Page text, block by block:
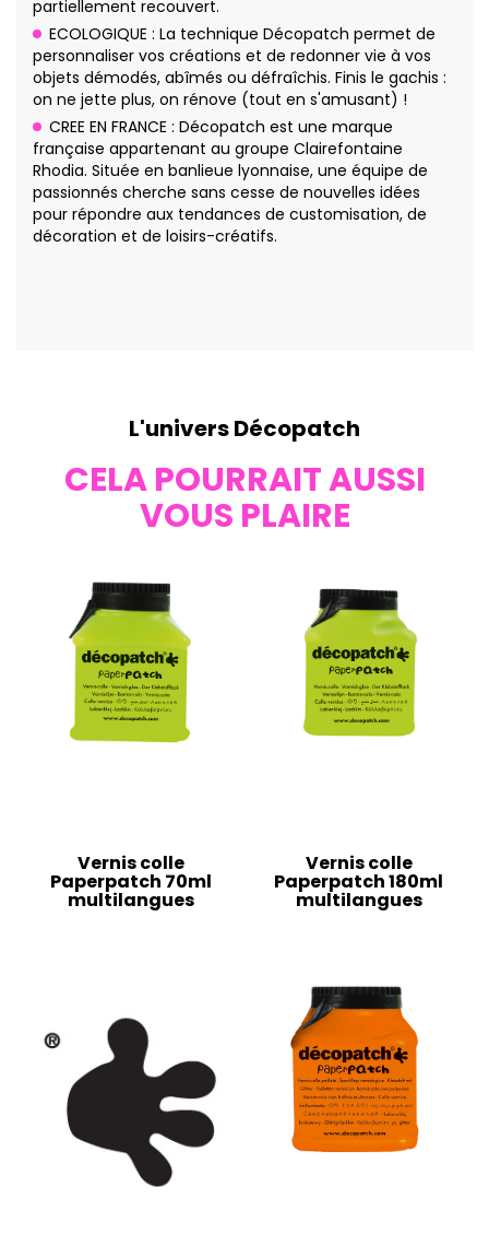
partiellement recouvert.
ECOLOGIQUE : La technique Décopatch permet de
personnaliser vos créations et de redonner vie à vos
objets démodés, abîmés ou défraîchis. Finis le gachis :
on ne jette plus, on rénove (tout en s'amusant) !
CREE EN FRANCE : Décopatch est une marque
française appartenant au groupe Clairefontaine
Rhodia. Située en banlieue lyonnaise, une équipe de
passionnés cherche sans cesse de nouvelles idées
pour répondre aux tendances de customisation, de
décoration et de loisirs-créatifs.
L'univers Décopatch
CELA POURRAIT AUSSI
VOUS PLAIRE
Vernis colle
Paperpatch 70ml
multilangues
Vernis colle
Paperpatch 180ml
multilangues